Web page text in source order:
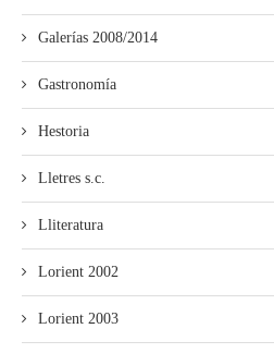
Galerías 2008/2014
Gastronomía
Hestoria
Lletres s.c.
Lliteratura
Lorient 2002
Lorient 2003